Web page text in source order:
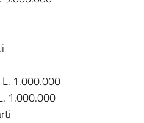
L. 1.000.000
1.000.000